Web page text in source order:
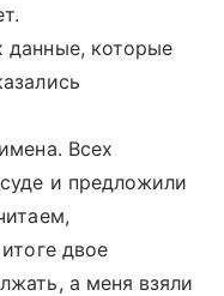
данные, которые
Всех
и предложили
двое
а меня взяли